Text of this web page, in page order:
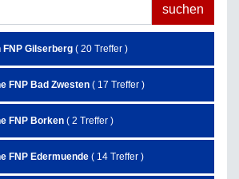
Gilserberg ( 20 Treffer )
FNP Bad Zwesten ( 17 Treffer )
FNP Borken ( 2 Treffer )
FNP Edermuende ( 14 Treffer )